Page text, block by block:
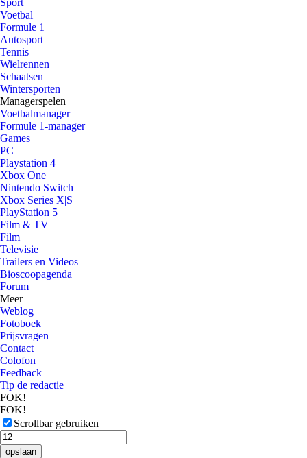
Sport
Voetbal
Formule 1
Autosport
Tennis
Wielrennen
Schaatsen
Wintersporten
Managerspelen
Voetbalmanager
Formule 1-manager
Games
PC
Playstation 4
Xbox One
Nintendo Switch
Xbox Series X|S
PlayStation 5
Film & TV
Film
Televisie
Trailers en Videos
Bioscoopagenda
Forum
Meer
Weblog
Fotoboek
Prijsvragen
Contact
Colofon
Feedback
Tip de redactie
FOK!
FOK!
Scrollbar gebruiken
opslaan